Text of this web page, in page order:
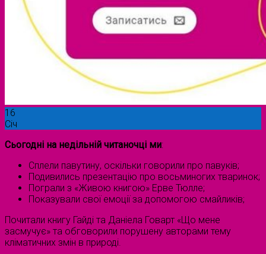
16
Січ
Сьогодні на недільній читаночці ми:
Сплели павутину, оскільки говорили про павуків;
Подивились презентацію про восьминогих тваринок;
Пограли з «Живою книгою» Ерве Тюлле;
Показували свої емоції за допомогою смайликів;
Почитали книгу Гайді та Даніела Говарт «Що мене
засмучує» та обговорили порушену авторами тему
кліматичних змін в природі.